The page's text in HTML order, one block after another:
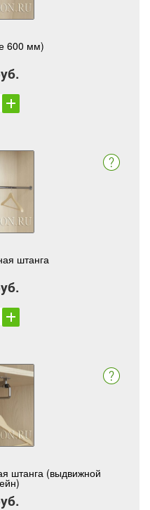
600 мм)
штанга
штанга (выдвижной